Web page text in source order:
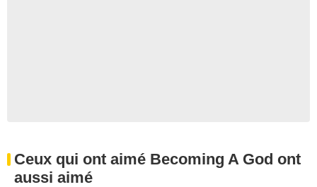
Ceux qui ont aimé Becoming A God ont
aussi aimé